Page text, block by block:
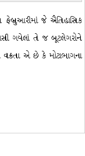
જે ઐતિહાસિક
ગયેલાં તે જ બૂટલેગરોને
એ છે કે મોટાભાગના